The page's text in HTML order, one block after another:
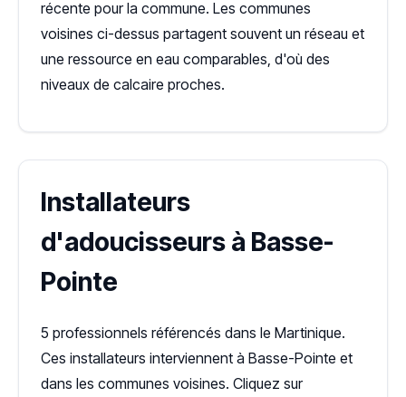
récente pour la commune. Les communes
voisines ci-dessus partagent souvent un réseau et
une ressource en eau comparables, d'où des
niveaux de calcaire proches.
Installateurs
d'adoucisseurs à Basse-
Pointe
5 professionnels référencés dans le Martinique.
Ces installateurs interviennent à Basse-Pointe et
dans les communes voisines. Cliquez sur